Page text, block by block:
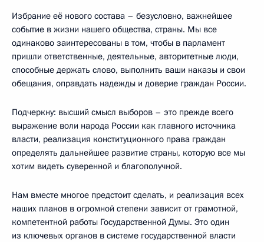
Избрание её нового состава – безусловно, важнейшее
событие в жизни нашего общества, страны. Мы все
одинаково заинтересованы в том, чтобы в парламент
пришли ответственные, деятельные, авторитетные люди,
способные держать слово, выполнить ваши наказы и свои
обещания, оправдать надежды и доверие граждан России.
Подчеркну: высший смысл выборов – это прежде всего
выражение воли народа России как главного источника
власти, реализация конституционного права граждан
определять дальнейшее развитие страны, которую все мы
хотим видеть суверенной и благополучной.
Нам вместе многое предстоит сделать, и реализация всех
наших планов в огромной степени зависит от грамотной,
компетентной работы Государственной Думы. Это один
из ключевых органов в системе государственной власти